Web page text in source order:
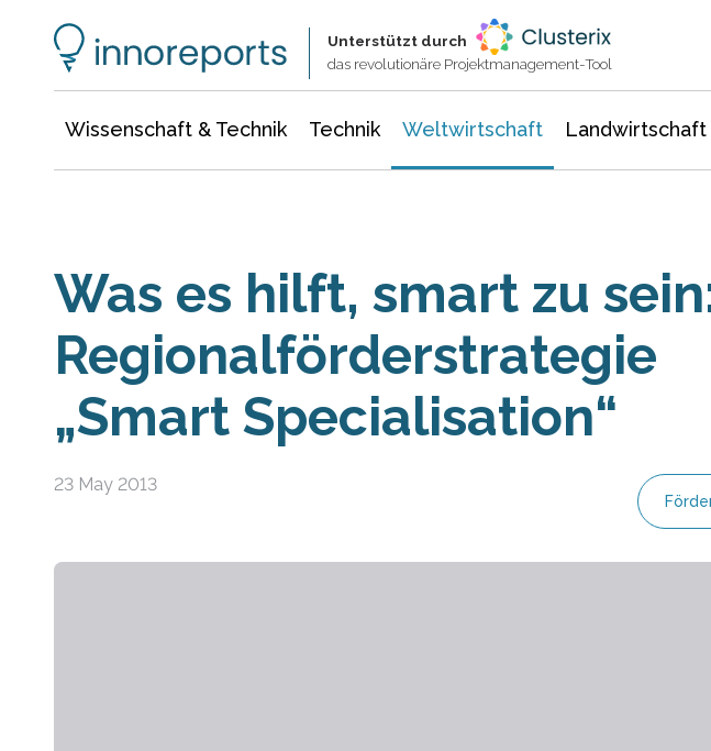
Unterstützt durch
das revolutionäre Projektmanagement-Tool
Wissenschaft & Technik Technik Weltwirtschaft
Was es hilft, smart zu
Regionalförderstrategie
„Smart Specialisation“
23 May 2013